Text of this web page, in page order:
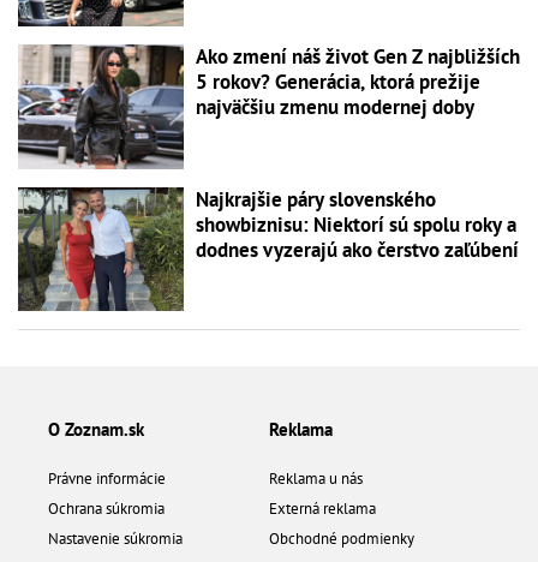
Ako zmení náš život Gen Z najbližších
5 rokov? Generácia, ktorá prežije
najväčšiu zmenu modernej doby
Najkrajšie páry slovenského
showbiznisu: Niektorí sú spolu roky a
dodnes vyzerajú ako čerstvo zaľúbení
O Zoznam.sk
Právne informácie
Ochrana súkromia
Nastavenie súkromia
Reklama
Reklama u nás
Externá reklama
Obchodné podmienky